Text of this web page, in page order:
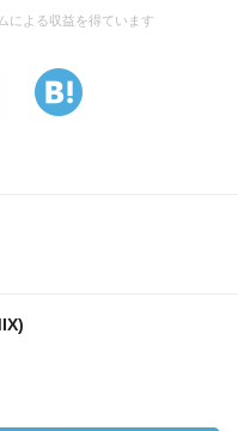
による収益を得ています